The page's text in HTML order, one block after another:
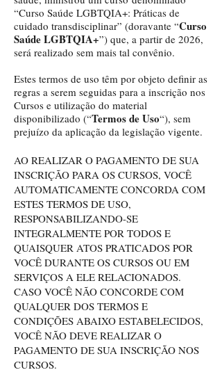
“Curso Saúde LGBTQIA+: Práticas de
cuidado transdisciplinar” (doravante “Curso
Saúde LGBTQIA+”) que, a partir de 2026,
será realizado sem mais tal convênio.
Estes termos de uso têm por objeto definir as
regras a serem seguidas para a inscrição nos
Cursos e utilização do material
disponibilizado (“Termos de Uso“), sem
prejuízo da aplicação da legislação vigente.
AO REALIZAR O PAGAMENTO DE SUA
INSCRIÇÃO PARA OS CURSOS, VOCÊ
AUTOMATICAMENTE CONCORDA COM
ESTES TERMOS DE USO,
RESPONSABILIZANDO-SE
INTEGRALMENTE POR TODOS E
QUAISQUER ATOS PRATICADOS POR
VOCÊ DURANTE OS CURSOS OU EM
SERVIÇOS A ELE RELACIONADOS.
CASO VOCÊ NÃO CONCORDE COM
QUALQUER DOS TERMOS E
CONDIÇÕES ABAIXO ESTABELECIDOS,
VOCÊ NÃO DEVE REALIZAR O
PAGAMENTO DE SUA INSCRIÇÃO NOS
CURSOS.